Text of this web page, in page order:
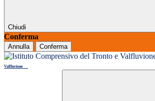
Chiudi
Conferma
Annulla Conferma
Valfluvione